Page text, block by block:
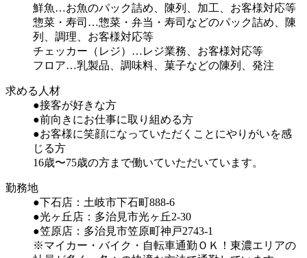
鮮魚…お魚のパック詰め、陳列、加工、お客様対応等
惣菜・寿司…惣菜・弁当・寿司などのパック詰め、陳
列、調理、お客様対応等
チェッカー（レジ）…レジ業務、お客様対応等
フロア…乳製品、調味料、菓子などの陳列、発注
求める人材
●接客が好きな方
●前向きにお仕事に取り組める方
●お客様に笑顔になっていただくことにやりがいを感
じる方
16歳〜75歳の方まで働いていただいています。
勤務地
●下石店：土岐市下石町888-6
●光ヶ丘店：多治見市光ヶ丘2-30
●笠原店：多治見市笠原町神戸2743-1
※マイカー・バイク・自転車通勤ＯＫ！東濃エリアの